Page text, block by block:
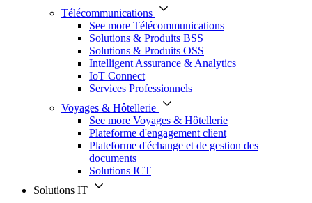
Télécommunications
See more Télécommunications
Solutions & Produits BSS
Solutions & Produits OSS
Intelligent Assurance & Analytics
IoT Connect
Services Professionnels
Voyages & Hôtellerie
See more Voyages & Hôtellerie
Plateforme d'engagement client
Plateforme d'échange et de gestion des
documents
Solutions ICT
Solutions IT